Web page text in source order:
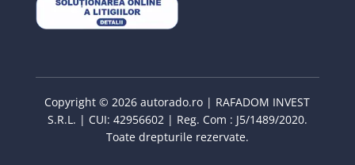
Copyright © 2026 autorado.ro | RAFADOM INVEST
S.R.L. | CUI: 42956602 | Reg. Com : J5/1489/2020.
Toate drepturile rezervate.